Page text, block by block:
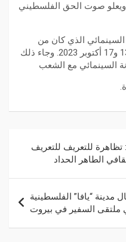
صوت الحق الفلسطيني
السينمائي الذي كان من
المقرر أن يقام في الفترة ما بين 13 و17 أكتوبر 2023. وجاء ذلك
السينمائي مع الشعب
للتعريف للتعريف
الطاهر الحداد
“يافا” الفلسطينية
السفير في بيروت